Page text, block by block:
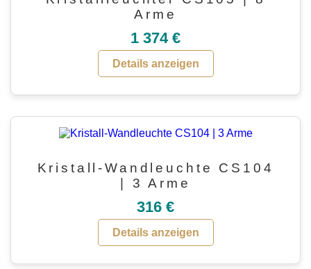
Arme
1 374 €
Details anzeigen
Kristall-Wandleuchte CS104
| 3 Arme
316 €
Details anzeigen